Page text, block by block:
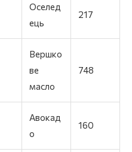
Оселед
ець
217
Вершко
ве
масло
748
Авокад
о
160